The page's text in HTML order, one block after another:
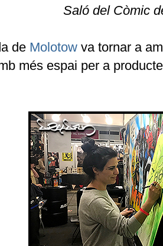
Saló del Còmic
de Molotow va tornar a
més espai per a